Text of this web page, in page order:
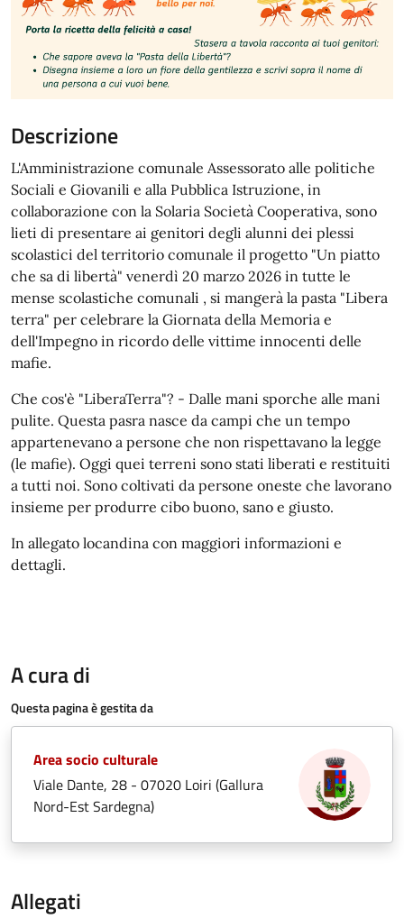
Descrizione
L'Amministrazione comunale Assessorato alle politiche
Sociali e Giovanili e alla Pubblica Istruzione, in
collaborazione con la Solaria Società Cooperativa, sono
lieti di presentare ai genitori degli alunni dei plessi
scolastici del territorio comunale il progetto "Un piatto
che sa di libertà" venerdì 20 marzo 2026 in tutte le
mense scolastiche comunali , si mangerà la pasta "Libera
terra" per celebrare la Giornata della Memoria e
dell'Impegno in ricordo delle vittime innocenti delle
mafie.
Che cos'è "LiberaTerra"? - Dalle mani sporche alle mani
pulite. Questa pasra nasce da campi che un tempo
appartenevano a persone che non rispettavano la legge
(le mafie). Oggi quei terreni sono stati liberati e restituiti
a tutti noi. Sono coltivati da persone oneste che lavorano
insieme per produrre cibo buono, sano e giusto.
In allegato locandina con maggiori informazioni e
dettagli.
A cura di
Questa pagina è gestita da
Area socio culturale
Viale Dante, 28 - 07020 Loiri (Gallura
Nord-Est Sardegna)
Allegati